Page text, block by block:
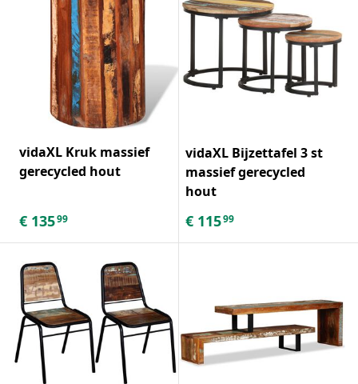
vidaXL Kruk massief
gerecycled hout
€ 13599
vidaXL Bijzettafel 3 st
massief gerecycled
hout
€ 11599